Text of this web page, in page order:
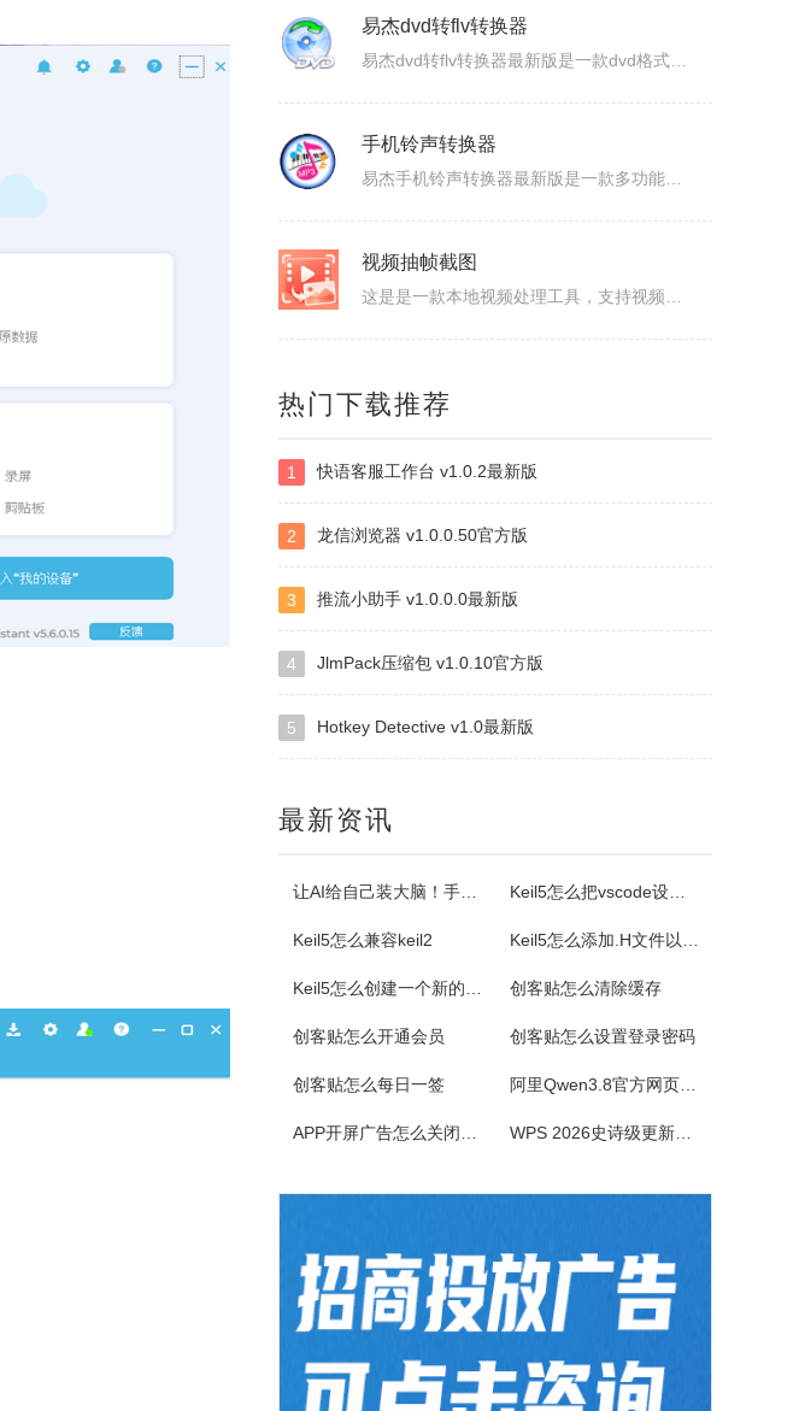
易杰dvd转flv转换器
手机铃声转换器
视频抽帧截图
小云
云诺
云诺网盘官方版是一款简洁实用、轻松上手的免费云服务软件，云诺网盘官方版能完美地实现身为云最基本的存储和同步功能，还能让用户方便极速的传送文件。云诺的最大价值，就是帮助用户节省时间。云诺是国内第一款真正的跨平台云服务，拥有专利待审的即时推送、增量同步等高端技术。云诺网盘软件特色1、文件链接功能：您可以...
NetStumbler是Windows平台下最著名的查找无线接入点的免费工具，NetStumbler支持PCMCIA无线网卡，还支持全球GPS卫星定位系统。NetStumbler支持服务集识别符(SSID)、无线加密协议(WiredEquivalentPrivacy-WEP)、开放式认证、共享密码认...
ColorSPY
热门下载推荐
1 快语客服工作台 v1.0.2最新版
2 龙信浏览器 v1.0.0.50官方版
3 推流小助手 v1.0.0.0最新版
4 JlmPack压缩包 v1.0.10官方版
5 Hotkey Detective v1.0最新版
最新资讯
让AI给自己装大脑！手把手教你学会安装使用Agent Skill Keil5怎么把vscode设置外部编辑器
Keil5怎么兼容keil2 Keil5怎么添加.H文件以及Keil5添加.H文件的方法
Keil5怎么创建一个新的51单片机项目 创客贴怎么清除缓存
创客贴怎么开通会员 创客贴怎么设置登录密码
创客贴怎么每日一签 阿里Qwen3.8官方网页版入口
APP开屏广告怎么关闭？3招彻底关闭跳转 WPS 2026史诗级更新！重构存储管理，深度融合AI应用